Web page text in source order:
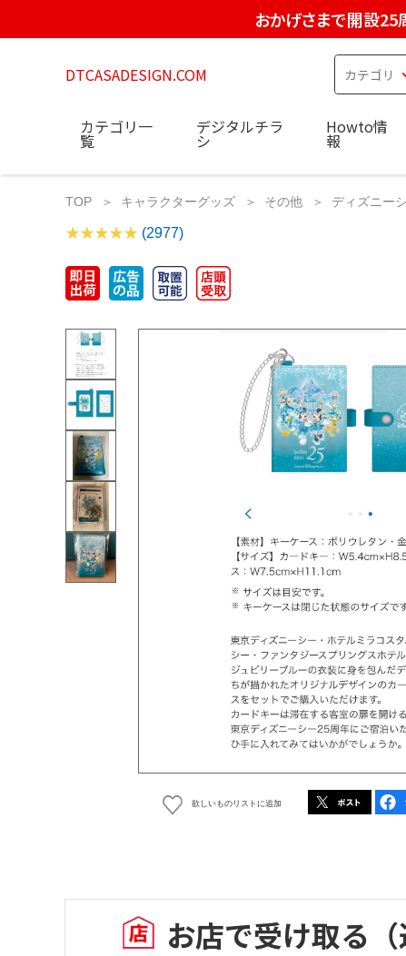
おかげさまで開設25
DTCASADESIGN.COM
カテゴリ一
覧
デジタルチラ
シ
Howto情
報
TOP キャラクターグッズ その他 ディズニー
(2977)
欲しいものリストに追加
お店で受け取る